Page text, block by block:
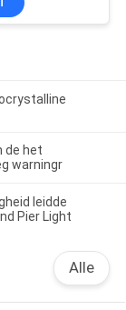
de het
warningr
leidde
Pier Light
Alle